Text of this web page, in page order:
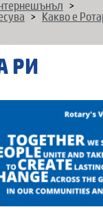
>
> Какво е
РИ